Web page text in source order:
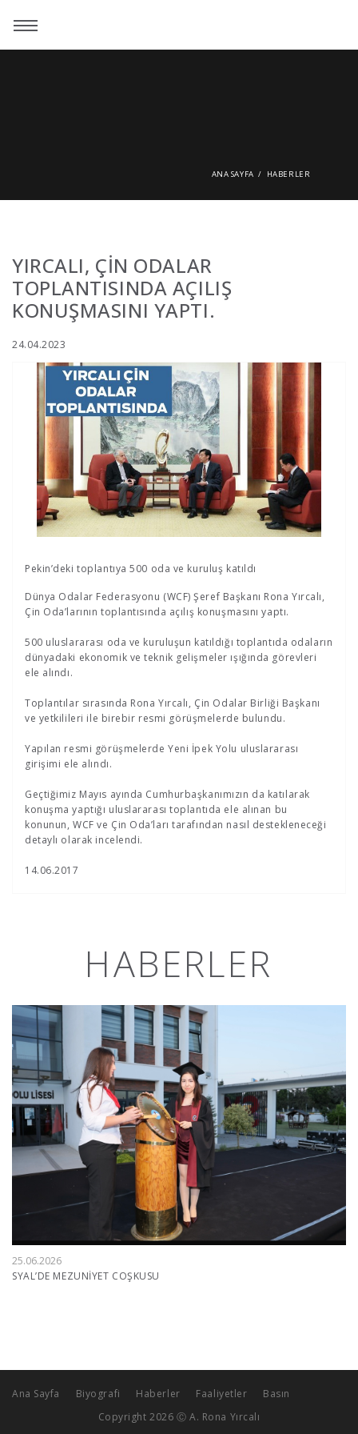
ANA SAYFA HABERLER
YIRCALI, ÇİN ODALAR
TOPLANTISINDA AÇILIŞ
KONUŞMASINI YAPTI.
24.04.2023
Pekin’deki toplantıya 500 oda ve kuruluş katıldı
Dünya Odalar Federasyonu (WCF) Şeref Başkanı Rona Yırcalı,
Çin Oda’larının toplantısında açılış konuşmasını yaptı.
500 uluslararası oda ve kuruluşun katıldığı toplantıda odaların
dünyadaki ekonomik ve teknik gelişmeler ışığında görevleri
ele alındı.
Toplantılar sırasında Rona Yırcalı, Çin Odalar Birliği Başkanı
ve yetkilileri ile birebir resmi görüşmelerde bulundu.
Yapılan resmi görüşmelerde Yeni İpek Yolu uluslararası
girişimi ele alındı.
Geçtiğimiz Mayıs ayında Cumhurbaşkanımızın da katılarak
konuşma yaptığı uluslararası toplantıda ele alınan bu
konunun, WCF ve Çin Oda’ları tarafından nasıl destekleneceği
detaylı olarak incelendi.
14.06.2017
HABERLER
25.06.2026
SYAL’DE MEZUNİYET COŞKUSU
Ana Sayfa Biyografi Haberler Faaliyetler
Basın
Copyright 2026 Ⓒ A. Rona Yırcalı